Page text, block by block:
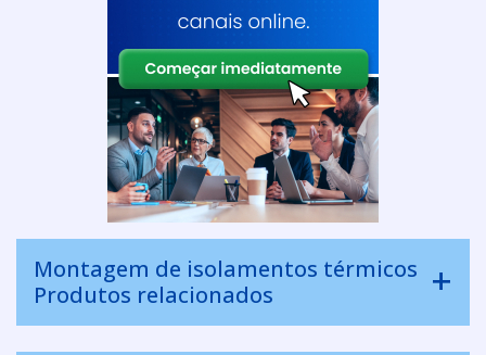
Montagem de isolamentos térmicos
Produtos relacionados